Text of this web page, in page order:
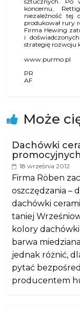
koncernu,
niezależność tej
produkował rury
Firma Hewing
i
strategię rozwoju
www.purmo.pl
PR
AF
Może
Dachówki
18 września 2012
Firma Röben
oszczędzania –
dachówki
taniej
kolory
barwa
jednak różnić,
pytać
producentem